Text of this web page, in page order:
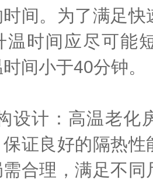
间。为了满足
温时间应尽可能
间小于40分钟。
设计：高温老化
证良好的隔热
合理，满足不